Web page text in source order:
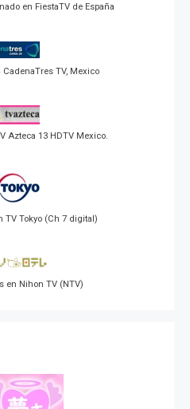
en FiestaTV de España
TV, Mexico
Azteca 13 HDTV Mexico.
TV Tokyo (Ch 7 digital)
en Nihon TV (NTV)